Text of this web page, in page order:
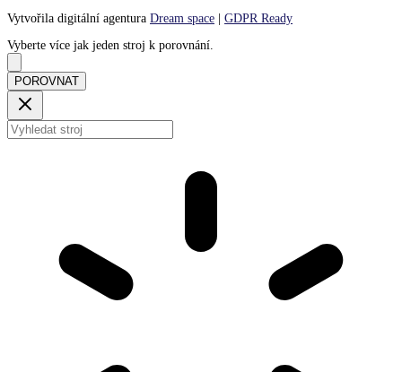
Vytvořila digitální agentura Dream space
GDPR Ready
Vyberte více jak jeden stroj k porovnání.
POROVNAT